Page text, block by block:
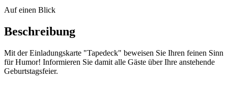
Auf einen Blick
Beschreibung
Mit der Einladungskarte "Tapedeck" beweisen Sie Ihren feinen Sinn
für Humor! Informieren Sie damit alle Gäste über Ihre anstehende
Geburtstagsfeier.